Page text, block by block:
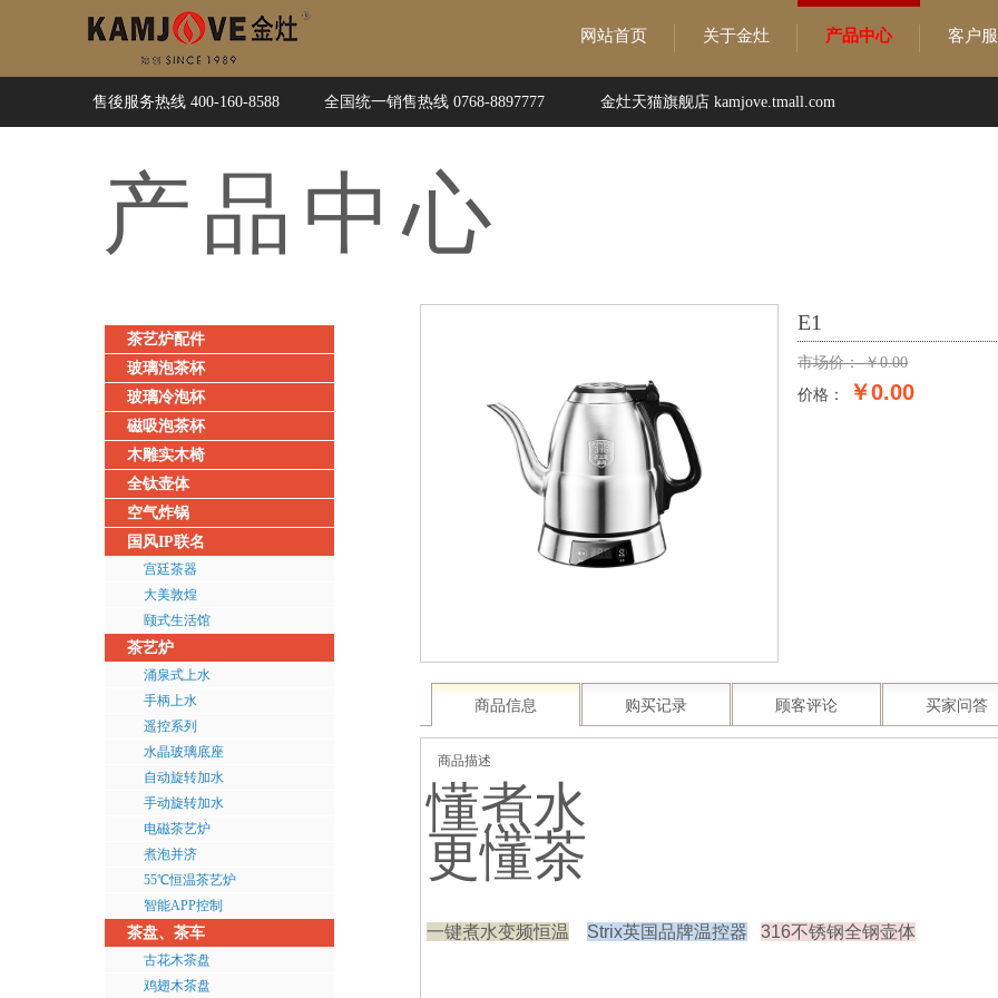
产品 中心
E1
市场价： ￥0.00
价格： ￥0.00
商品信息 购买记录 顾客评论 买家问答
商品描述
懂煮水
更懂茶
一键煮水变频恒温 Strix英国品牌温控器 316不锈钢全钢壶体
茶艺炉配件
玻璃泡茶杯
玻璃冷泡杯
磁吸泡茶杯
木雕实木椅
全钛壶体
空气炸锅
国风IP联名
宫廷茶器
大美敦煌
颐式生活馆
茶艺炉
涌泉式上水
手柄上水
遥控系列
水晶玻璃底座
自动旋转加水
手动旋转加水
电磁茶艺炉
煮泡并济
55℃恒温茶艺炉
智能APP控制
茶盘、茶车
古花木茶盘
鸡翅木茶盘
网站首页 关于金灶 产品中心 客户
售後服务热线 400-160-8588 全国统一销售热线 0768-8897777 金灶天猫旗舰店 kamjove.tmall.com